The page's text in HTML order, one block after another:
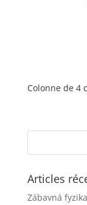
Colonne de 4
Articles
Zábavná